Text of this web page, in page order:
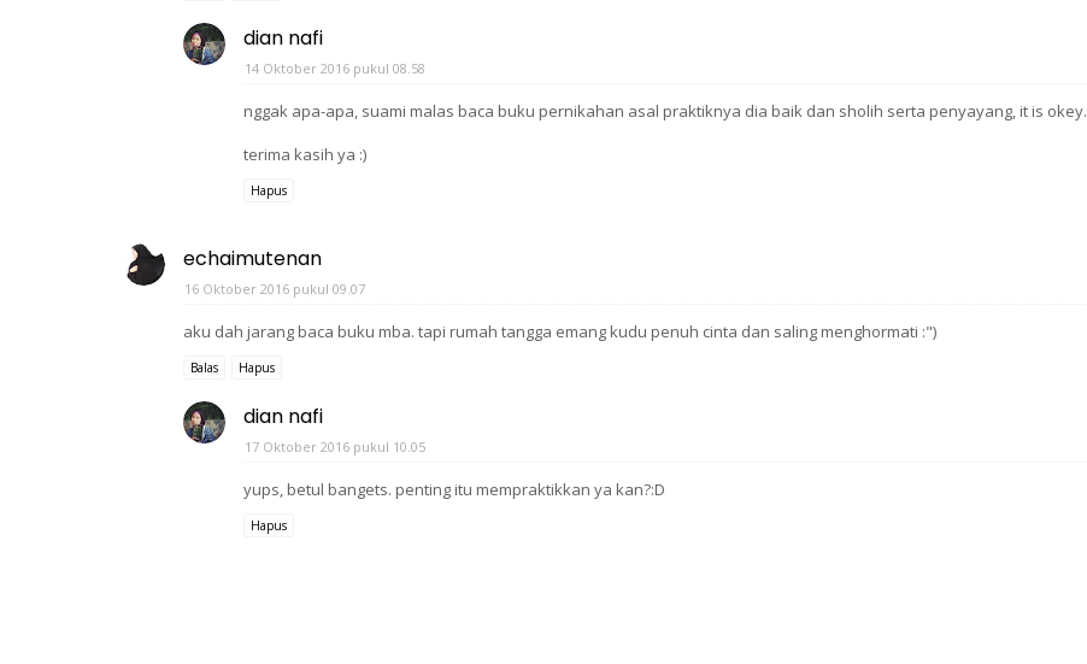
dian nafi
14 Oktober 2016 pukul 08.58
nggak apa-apa, suami malas baca buku pernikahan asal praktiknya dia baik dan sholih serta penyayang, it is okey.
terima kasih ya :)
Hapus
echaimutenan
16 Oktober 2016 pukul 09.07
aku dah jarang baca buku mba. tapi rumah tangga emang kudu penuh cinta dan saling menghormati :")
Balas Hapus
dian nafi
17 Oktober 2016 pukul 10.05
yups, betul bangets. penting itu mempraktikkan ya kan?:D
Hapus